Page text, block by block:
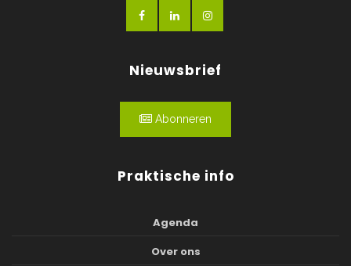
Nieuwsbrief
Abonneren
Praktische info
Agenda
Over ons